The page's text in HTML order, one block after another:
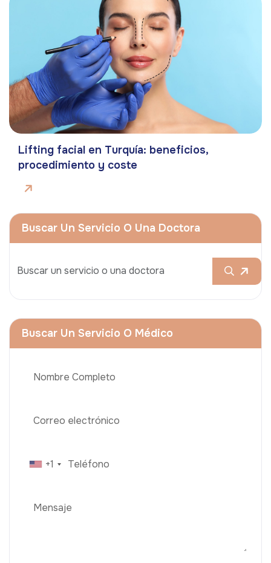
Lifting facial en Turquía: beneficios,
procedimiento y coste
Buscar Un Servicio O Una Doctora
Buscar Un Servicio O Médico
+1